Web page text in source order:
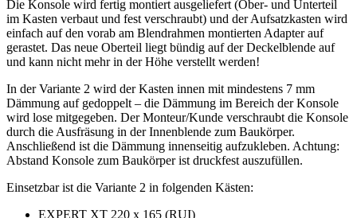
Die Konsole wird fertig montiert ausgeliefert (Ober- und Unterteil
im Kasten verbaut und fest verschraubt) und der Aufsatzkasten wird
einfach auf den vorab am Blendrahmen montierten Adapter auf
gerastet. Das neue Oberteil liegt bündig auf der Deckelblende auf
und kann nicht mehr in der Höhe verstellt werden!
In der Variante 2 wird der Kasten innen mit mindestens 7 mm
Dämmung auf gedoppelt – die Dämmung im Bereich der Konsole
wird lose mitgegeben. Der Monteur/Kunde verschraubt die Konsole
durch die Ausfräsung in der Innenblende zum Baukörper.
Anschließend ist die Dämmung innenseitig aufzukleben. Achtung:
Abstand Konsole zum Baukörper ist druckfest auszufüllen.
Einsetzbar ist die Variante 2 in folgenden Kästen:
EXPERT XT 220 x 165 (RUI)